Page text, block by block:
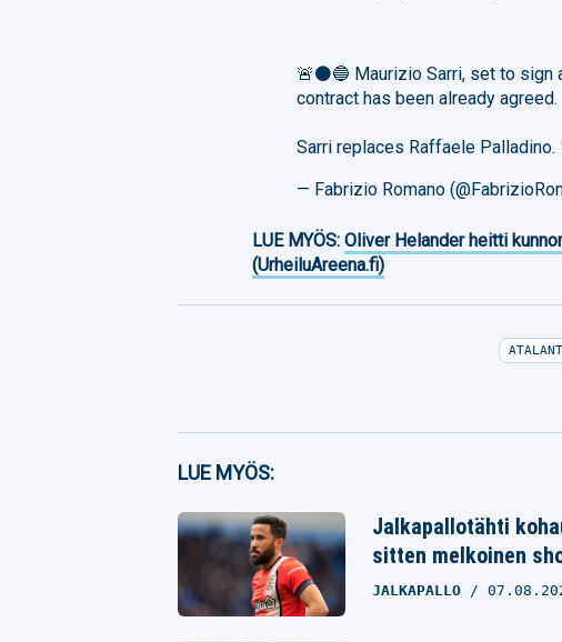
🚨⚫️🔵 Maurizio Sarri, set to sign
contract has been already agreed.
Sarri replaces Raffaele
— Fabrizio Romano
LUE MYÖS:Oliver Helander heitti
(UrheiluAreena.fi)
Whatsapp
LUE MYÖS:
Jalkapallotähti
sitten melkoinen
JALKAPALLO